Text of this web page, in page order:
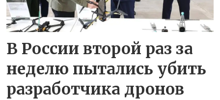
В России второй раз за
неделю пытались убить
разработчика дронов